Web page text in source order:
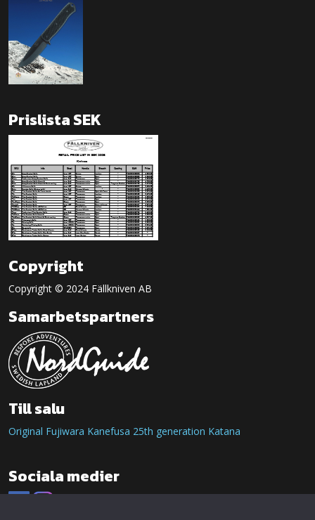
Prislista SEK
Copyright
Copyright © 2024 Fällkniven AB
Samarbetspartners
Till salu
Original Fujiwara Kanefusa 25th generation Katana
Sociala medier